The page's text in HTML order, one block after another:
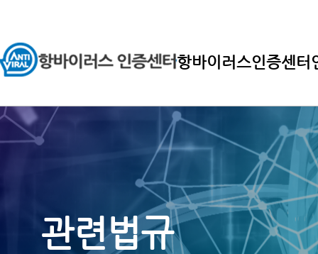
항바이러스인증센터
관련법규